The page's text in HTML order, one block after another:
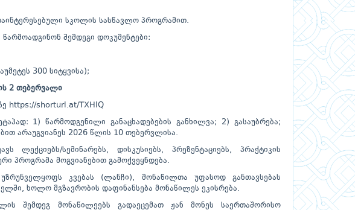
სკოლის სასწავლო პროგრამით.
შემდეგი დოკუმენტები:
300 სიტყვისა);
2 თებერვალი
https://shorturl.at/TXHlQ
1) წარმოდგენილი განაცხადებების განხილვა; 2) გასაუბრება;
არაუგვიანეს 2026 წლის 10 თებერვლისა.
ლექციებს/სემინარებს, დისკუსიებს, პრეზენტაციებს, პრაქტიკის
პროგრამა მოგვიანებით გამოქვეყნდება.
კვებას (ლანჩი), მონაწილთა უფასოდ განთავსებას
ხოლო მგზავრობის დაფინანსება მონაწილეს ეკისრება.
შემდეგ მონაწილეებს გადაეცემათ ჟან მონეს საერთაშორისო